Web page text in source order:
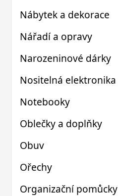
Nábytek a dekorace
Nářadí a opravy
Narozeninové dárky
Nositelná elektronika
Notebooky
Oblečky a doplňky
Obuv
Ořechy
Organizační pomůcky